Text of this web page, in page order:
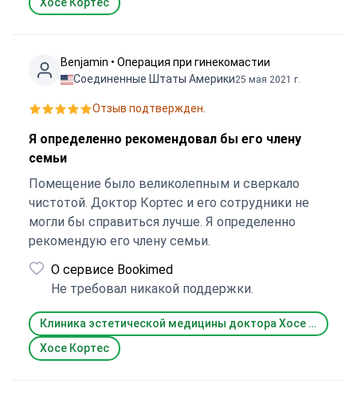
Benjamin • Операция при гинекомастии
Соединенные Штаты Америки25 мая 2021 г.
Отзыв подтвержден.
Я определенно рекомендовал бы его члену
семьи
Помещение было великолепным и сверкало
чистотой. Доктор Кортес и его сотрудники не
могли бы справиться лучше. Я определенно
рекомендую его члену семьи.
О сервисе Bookimed
Не требовал никакой поддержки.
Клиника эстетической медицины доктора Хосе Кортеса (Jose Cortes Aesthetic Clinic)
Хосе Кортес